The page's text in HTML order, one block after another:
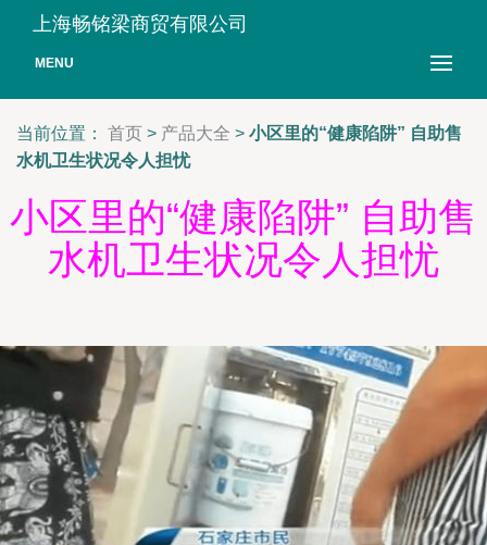
上海畅铭梁商贸有限公司
MENU
当前位置： 首页 > 产品大全 > 小区里的“健康陷阱” 自助售
水机卫生状况令人担忧
小区里的“健康陷阱” 自助售
水机卫生状况令人担忧